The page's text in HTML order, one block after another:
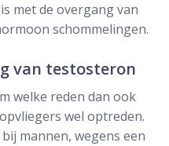
met de overgang van
schommelingen.
van testosteron
welke reden dan ook
wel optreden.
mannen, wegens een